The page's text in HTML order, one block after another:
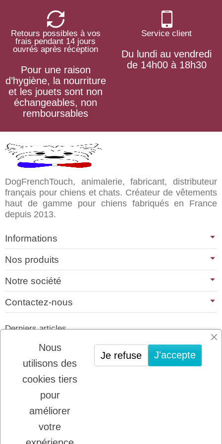
Retours possibles à vos
frais pendant 14 jours
ouvrés après réception
Pour une raison
d’hygiène, la nourriture
et les jouets sont non
échangeables, non
remboursables
Service client
Du lundi au vendredi
de 14h00 à 18h30
DogFrenchTouch, animalerie, fabricant, distributeur
français pour chiens et chats. Créateur de vêtements
haut de gamme pour chiens fabriqués en France
depuis 2013.
Informations
Nos produits
Notre société
Contactez-nous
Derniers articles
01/07/2026
PLATINUM : LE MEILLEUR DE LA
VIANDE POUR CHIENS ET CHATS
22/08/2025
LADYBEL : DES SOINS FRANCAIS DE
GRANDE QUALITE
Inscription à la newsletter
Nous
utilisons des
cookies tiers
pour
améliorer
votre
J'accepte
Je refuse